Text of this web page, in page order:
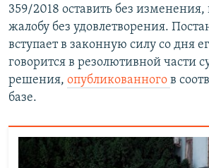
359/2018 оставить без
жалобу без удовлетворения.
вступает в законную силу со дня
говорится в резолютивной части
решения, опубликованного в
базе.